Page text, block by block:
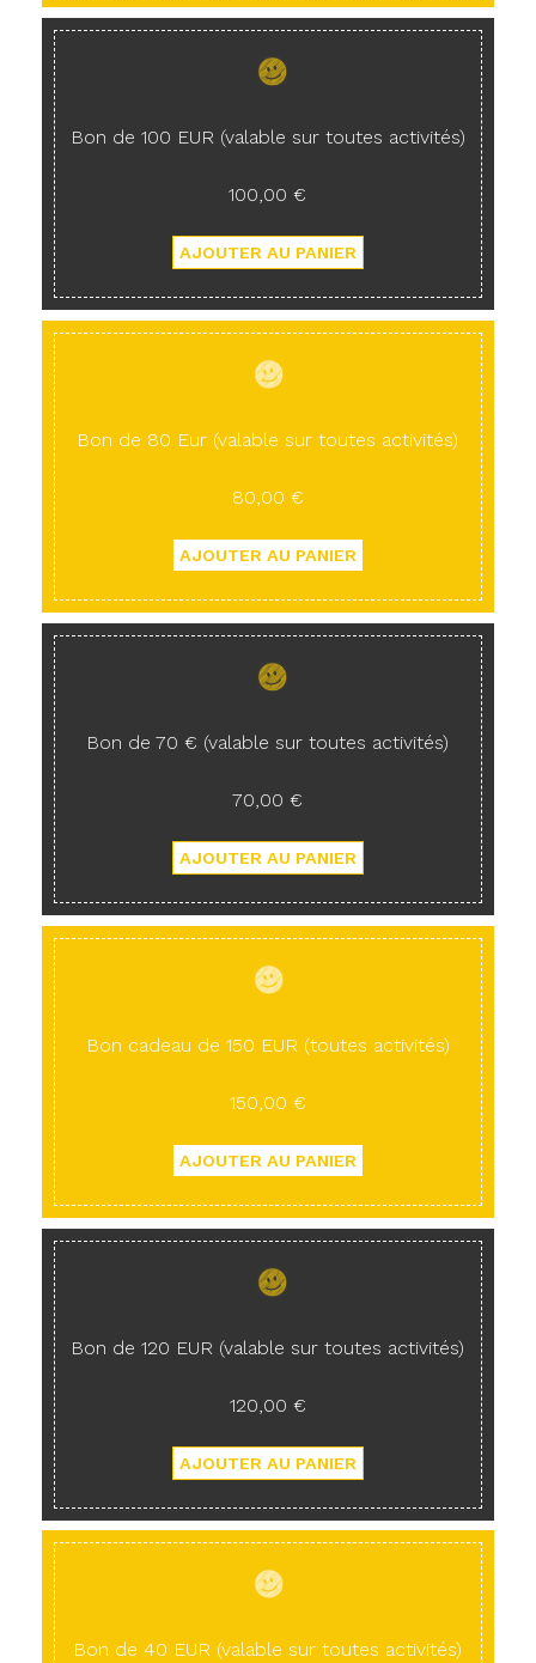
Bon de 100 EUR (valable sur toutes activités)
100,00 €
Bon de 80 Eur (valable sur toutes activités)
80,00 €
Bon de 70 € (valable sur toutes activités)
70,00 €
Bon cadeau de 150 EUR (toutes activités)
150,00 €
Bon de 120 EUR (valable sur toutes activités)
120,00 €
Bon de 40 EUR (valable sur toutes activités)